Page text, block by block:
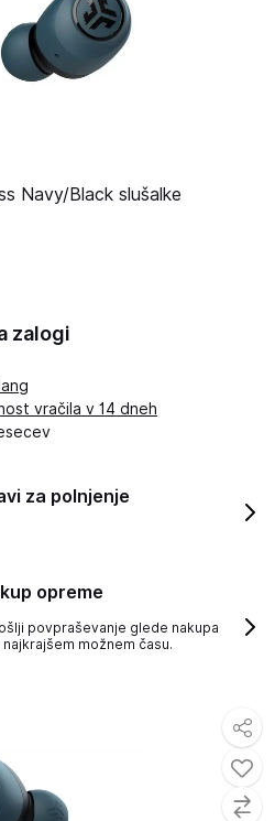
Navy/Black slušalke
zalogi
vračila v 14 dneh
za polnjenje
opreme
povpraševanje glede nakupa
možnem času.